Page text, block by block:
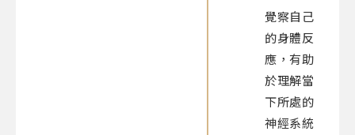
覺察自己
的身體反
應，有助
於理解當
下所處的
神經系統